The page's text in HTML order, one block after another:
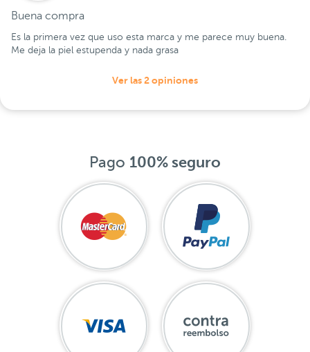
Buena compra
Es la primera vez que uso esta marca y me parece muy buena.
Me deja la piel estupenda y nada grasa
Ver las 2 opiniones
Pago 100% seguro